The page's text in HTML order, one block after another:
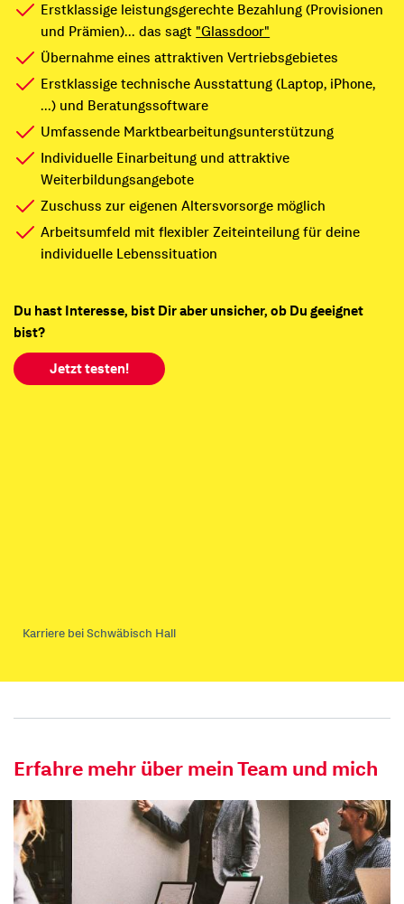
Erstklassige leistungsgerechte Bezahlung (Provisionen
und Prämien)... das sagt "Glassdoor"
Übernahme eines attraktiven Vertriebsgebietes
Erstklassige technische Ausstattung (Laptop, iPhone,
...) und Beratungssoftware
Umfassende Marktbearbeitungsunterstützung
Individuelle Einarbeitung und attraktive
Weiterbildungsangebote
Zuschuss zur eigenen Altersvorsorge möglich
Arbeitsumfeld mit flexibler Zeiteinteilung für deine
individuelle Lebenssituation
Du hast Interesse, bist Dir aber unsicher, ob Du geeignet
bist?
Jetzt testen!
Karriere bei Schwäbisch Hall
Erfahre mehr über mein Team und mich